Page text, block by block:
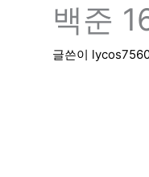
백준
글쓴이